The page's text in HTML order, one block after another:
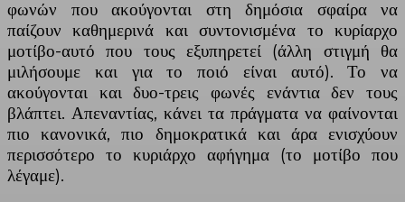
φωνών που ακούγονται στη δημόσια σφαίρα να
παίζουν καθημερινά και συντονισμένα το κυρίαρχο
μοτίβο-αυτό που τους εξυπηρετεί (άλλη στιγμή θα
μιλήσουμε και για το ποιό είναι αυτό). Το να
ακούγονται και δυο-τρεις φωνές ενάντια δεν τους
βλάπτει. Απεναντίας, κάνει τα πράγματα να φαίνονται
πιο κανονικά, πιο δημοκρατικά και άρα ενισχύουν
περισσότερο το κυριάρχο αφήγημα (το μοτίβο που
λέγαμε).